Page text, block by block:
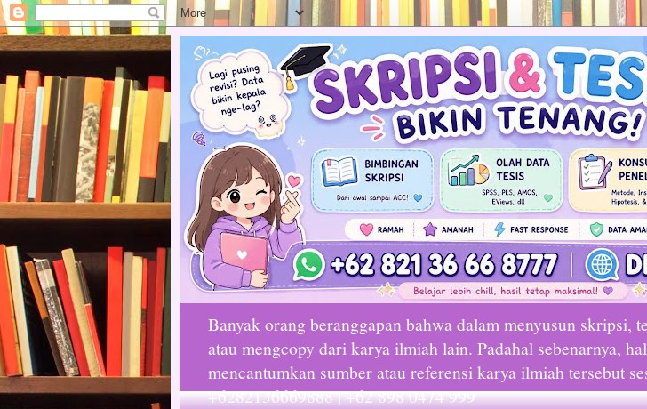
Banyak orang beranggapan bahwa dalam menyusun skripsi,
atau mengcopy dari karya ilmiah lain. Padahal sebenarnya,
mencantumkan sumber atau referensi karya ilmiah tersebut
+6282136669888 | +62 898 0474 999